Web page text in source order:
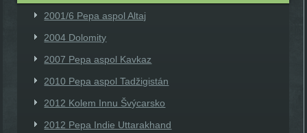
2001/6 Pepa aspol Altaj
2004 Dolomity
2007 Pepa aspol Kavkaz
2010 Pepa aspol Tadžigistán
2012 Kolem Innu Švýcarsko
2012 Pepa Indie Uttarakhand